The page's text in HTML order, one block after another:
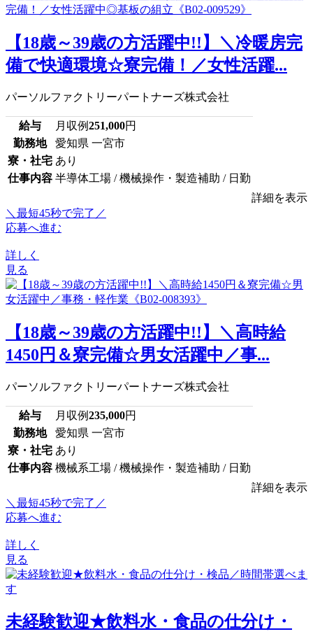
【18歳～39歳の方活躍中!!】＼冷暖房完
備で快適環境☆寮完備！／女性活躍...
パーソルファクトリーパートナーズ株式会社
給与 月収例251,000円
勤務地
愛知県 一宮市
寮・社宅 あり
仕事内容 半導体工場 / 機械操作・製造補助 / 日勤
詳細を表示
＼最短45秒で完了／
応募へ進む
詳しく
見る
【18歳～39歳の方活躍中!!】＼高時給
1450円＆寮完備☆男女活躍中／事...
パーソルファクトリーパートナーズ株式会社
給与 月収例235,000円
勤務地
愛知県 一宮市
寮・社宅 あり
仕事内容 機械系工場 / 機械操作・製造補助 / 日勤
詳細を表示
＼最短45秒で完了／
応募へ進む
詳しく
見る
未経験歓迎★飲料水・食品の仕分け・